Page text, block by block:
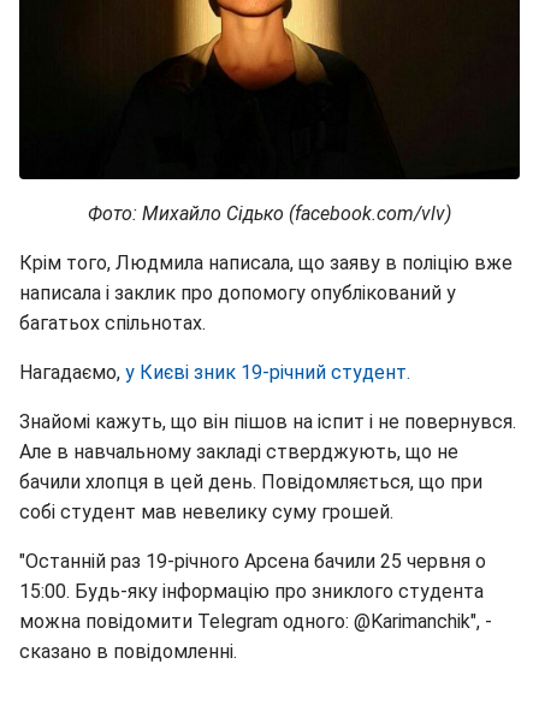
Фото: Михайло Сідько (facebook.com/vlv)
Крім того, Людмила написала, що заяву в поліцію вже
написала і заклик про допомогу опублікований у
багатьох спільнотах.
Нагадаємо, у Києві зник 19-річний студент.
Знайомі кажуть, що він пішов на іспит і не повернувся.
Але в навчальному закладі стверджують, що не
бачили хлопця в цей день. Повідомляється, що при
собі студент мав невелику суму грошей.
"Останній раз 19-річного Арсена бачили 25 червня о
15:00. Будь-яку інформацію про зниклого студента
можна повідомити Telegram одного: @Karimanchik", -
сказано в повідомленні.